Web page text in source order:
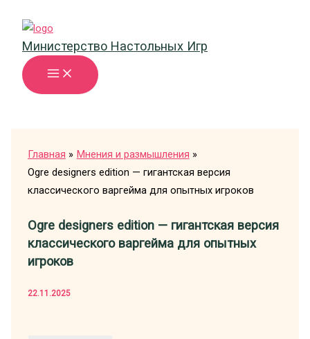
содержимому
Министерство Настольных Игр
Главная
Мнения и размышления
Ogre designers edition — гигантская версия
классического варгейма для опытных игроков
Ogre designers edition — гигантская версия
классического варгейма для опытных
игроков
22.11.2025